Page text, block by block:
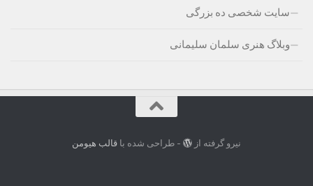
سایت شخصی ده بزرگی
وبلاگ هنری سلمان سلیمانی
نیرو گرفته از - طراحی شده باقالب هیومن